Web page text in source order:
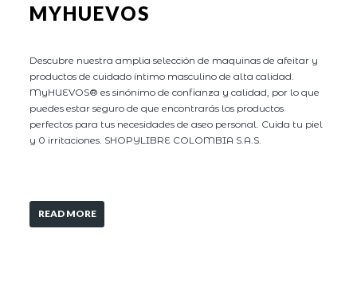
MYHUEVOS
Descubre nuestra amplia selección de maquinas de afeitar y
productos de cuidado íntimo masculino de alta calidad.
MyHUEVOS® es sinónimo de confianza y calidad, por lo que
puedes estar seguro de que encontrarás los productos
perfectos para tus necesidades de aseo personal. Cuida tu piel
y 0 irritaciones. SHOPYLIBRE COLOMBIA S.A.S.
READ MORE